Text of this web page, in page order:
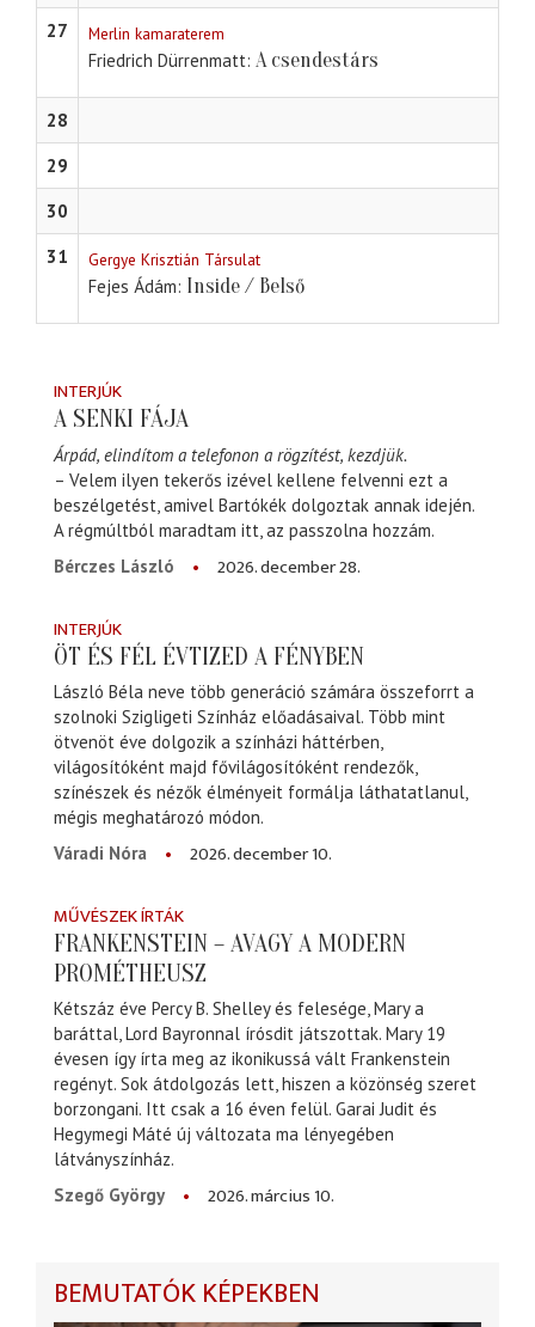
27 Merlin kamaraterem
Friedrich Dürrenmatt A csendestárs
28
29
30
31
Gergye Krisztián Társulat
Fejes Ádám Inside / Belső
INTERJÚK
A SENKI FÁJA
Árpád, elindítom a telefonon a rögzítést, kezdjük.
– Velem ilyen tekerős izével kellene felvenni ezt a
beszélgetést, amivel Bartókék dolgoztak annak idején.
A régmúltból maradtam itt, az passzolna hozzám.
Bérczes László
2026. december 28.
INTERJÚK
ÖT ÉS FÉL ÉVTIZED A FÉNYBEN
László Béla neve több generáció számára összeforrt a
szolnoki Szigligeti Színház előadásaival. Több mint
ötvenöt éve dolgozik a színházi háttérben,
világosítóként majd fővilágosítóként rendezők,
színészek és nézők élményeit formálja láthatatlanul,
mégis meghatározó módon.
Váradi Nóra
2026. december 10.
MŰVÉSZEK ÍRTÁK
FRANKENSTEIN – AVAGY A MODERN
PROMÉTHEUSZ
Kétszáz éve Percy B. Shelley és felesége, Mary a
baráttal, Lord Bayronnal írósdit játszottak. Mary 19
évesen így írta meg az ikonikussá vált Frankenstein
regényt. Sok átdolgozás lett, hiszen a közönség szeret
borzongani. Itt csak a 16 éven felül. Garai Judit és
Hegymegi Máté új változata ma lényegében
látványszínház.
Szegő György
2026. március 10.
BEMUTATÓK KÉPEKBEN